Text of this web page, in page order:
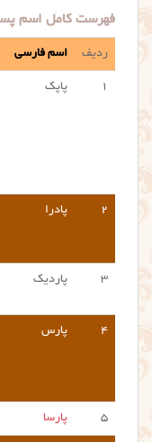
فهرست کامل اسم
ردیف اسم فارسی
۱ پاپک
۲ پادرا
۳ پاردیک
۴ پارس
۵ پارسا